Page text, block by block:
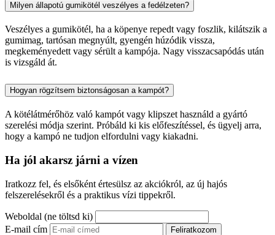
Milyen állapotú gumikötél veszélyes a fedélzeten?
Veszélyes a gumikötél, ha a köpenye repedt vagy foszlik, kilátszik a
gumimag, tartósan megnyúlt, gyengén húzódik vissza,
megkeményedett vagy sérült a kampója. Nagy visszacsapódás után
is vizsgáld át.
Hogyan rögzítsem biztonságosan a kampót?
A kötélátmérőhöz való kampót vagy klipszet használd a gyártó
szerelési módja szerint. Próbáld ki kis előfeszítéssel, és ügyelj arra,
hogy a kampó ne tudjon elfordulni vagy kiakadni.
Ha jól akarsz járni a vízen
Iratkozz fel, és elsőként értesülsz az akciókról, az új hajós
felszerelésekről és a praktikus vízi tippekről.
Weboldal (ne töltsd ki)
E-mail cím
Feliratkozom